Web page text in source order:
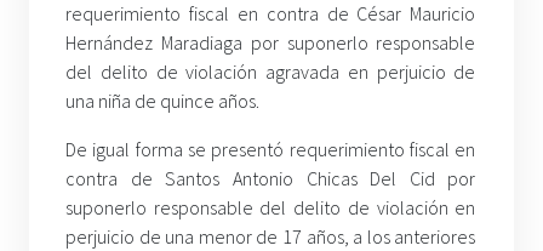
requerimiento fiscal en contra de César Mauricio
Hernández Maradiaga por suponerlo responsable
del delito de violación agravada en perjuicio de
una niña de quince años.
De igual forma se presentó requerimiento fiscal en
contra de Santos Antonio Chicas Del Cid por
suponerlo responsable del delito de violación en
perjuicio de una menor de 17 años, a los anteriores